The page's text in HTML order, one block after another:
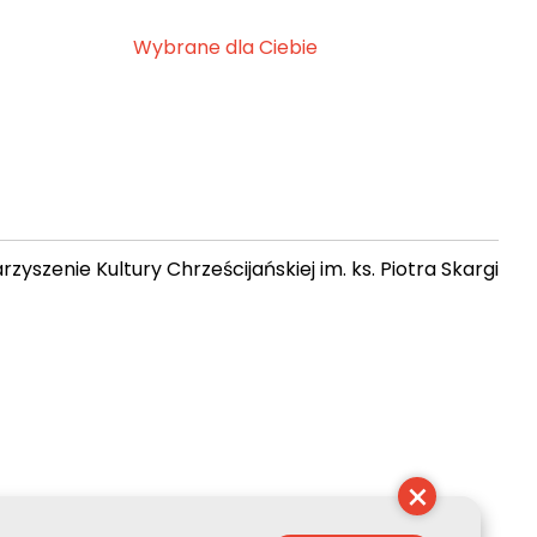
Wybrane dla Ciebie
Kultury Chrześcijańskiej im. ks. Piotra Skargi
×